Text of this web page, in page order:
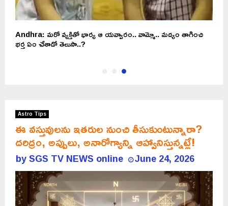
Andhra: మరో వ్యక్తితో భార్య ఆ యవ్వారం.. వామ్మో.. మద్యం తాగించి
భర్త ఏం చేశాడో తెలుసా..?
Astro Tips
ఈ వస్తువులను ఇతరుల నుంచి తీసుకుంటున్నారా?
దరిద్రం, అప్పులు, అనారోగ్యాన్ని ఆహ్వానిస్తున్నట్లే!
bySGS TV NEWS online June 24, 2026